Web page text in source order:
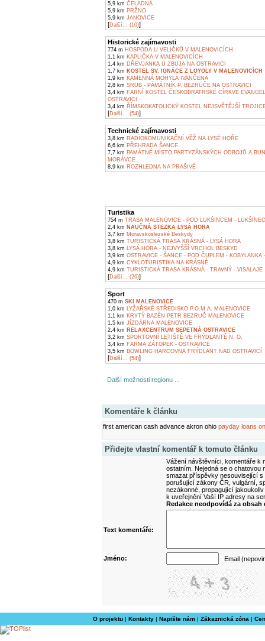
5,9 km ČELADNÁ
5,9 km PRŽNO
5,9 km JANOVICE
[Další... (10)]
Historické zajímavosti
774 m HOSPODA U VELIČKŮ V MALENOVICÍCH
1,1 km KAPLIČKA V MALENOVICÍCH
1,4 km DŘEVJANKA U ZBUJA NA OSTRAVICI
1,7 km KOSTEL SV. IGNÁCE Z LOYOLY V MALENOVICÍCH
1,9 km KAMENNÁ MOHYLA IVANČENA
2,8 km SRUB - PÁMÁTNÍK P. BEZRUČE NA OSTRAVICI
3,4 km FARNÍ KOSTEL ČESKOBRATRSKÉ CÍRKVE
OSTRAVICI
3,4 km ŘÍMSKOKATOLICKÝ KOSTEL NEJSVĚTĚJŠÍ
[Další... (54)]
Technické zajímavosti
3,8 km RADIOKOMUNIKAČNÍ VĚŽ NA LYSÉ HOŘE
6,6 km PŘEHRADA ŠANCE
7,7 km PAMÁTNÉ MÍSTO PARTYZÁNSKÝCH ODBOJŮ A
MORÁVCE
8,9 km ROZHLEDNA NA PRAŠIVÉ
Turistika
754 m TRASA MALENOVICE - POD LUKŠINCEM -
2,4 km NAUČNÁ STEZKA LYSÁ HORA
3,7 km Moravskoslezské Beskydy
3,8 km TURISTICKÁ TRASA KRÁSNÁ - LYSÁ HORA
3,8 km LYSÁ HORA - NEJVYŠŠÍ VRCHOL BESKYD
3,9 km OSTRAVICE - ŠANCE - POD ČUPLEM - KOBYLANKA
4,9 km CYKLOTURISTIKA NA KRÁSNÉ
4,9 km TURISTICKÁ TRASA KRÁSNÁ - TRAVNÝ - VISALAJE
[Další... (26)]
Sport
470 m SKI MALENOVICE
1,0 km LYŽAŘSKÉ STŘEDISKO P.O.M.A. MALENOVICE
1,1 km KRYTÝ BAZÉN PETR BEZRUČ MALENOVICE
1,5 km JÍZDÁRNA MALENOVICE
2,4 km RELAXCENTRUM SEPETNÁ OSTRAVICE
3,2 km SPORTOVNÍ LETIŠTĚ VE FRÝDLANTĚ N. O.
3,4 km FARMA ZÁTOPEK - OSTRAVICE
3,5 km BOWLING HARCOVNA FRÝDLANT NAD OSTRAVICÍ
[Další... (54)]
Další možnosti regionu ...
Komentáře k článku
first american cash advance akron ohio payday loans
Přidejte vlastní komentář k tomuto článku
Vážení návštěvníci, komentáře k
ostatním. Nejedná se o
smazat příspěvky nesouvisející
porušující zákony ČR, vulgární,
nezákonné, propagující
k uveřejnění Vaší IP adresy na
Redakce neodpovídá za
Text komentáře:
Jméno: Email
O projektu| Kontakty| Napište nám| Zákaznická zóna |